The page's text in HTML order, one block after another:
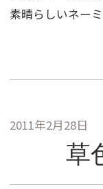
素晴らしいネー
2011年2月28日
草